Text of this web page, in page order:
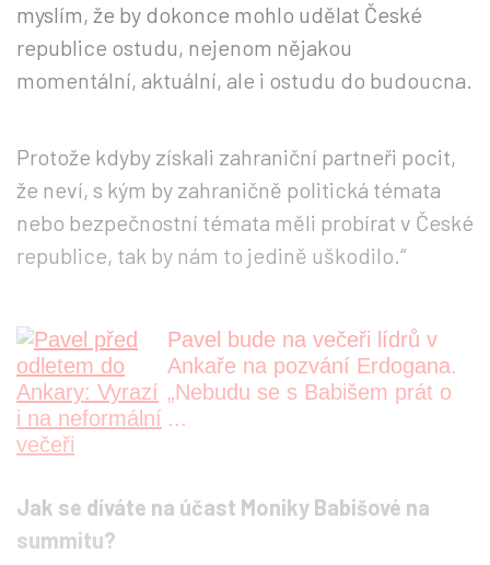
myslím, že by dokonce mohlo udělat České
republice ostudu, nejenom nějakou
momentální, aktuální, ale i ostudu do budoucna.
Protože kdyby získali zahraniční partneři pocit,
že neví, s kým by zahraničně politická témata
nebo bezpečnostní témata měli probírat v České
republice, tak by nám to jedině uškodilo.“
Pavel bude na večeři lídrů v
Ankaře na pozvání Erdogana.
„Nebudu se s Babišem prát o
...
Jak se díváte na účast Moniky Babišové na
summitu?